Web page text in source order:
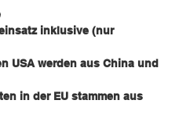
inklusive (nur
USA werden aus China und
in der EU stammen aus